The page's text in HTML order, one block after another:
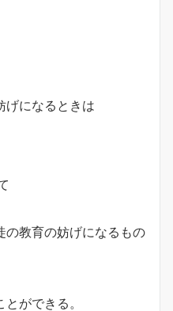
げになるときは
の教育の妨げになるもの
ができる。